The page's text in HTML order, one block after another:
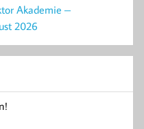
Akademie –
2026